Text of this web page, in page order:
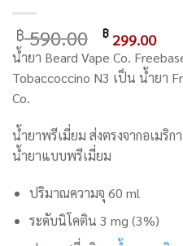
฿590.00 Original
price
was:
฿299.00
is:
น้ำยา Beard Vape Co.
Tobaccoccino N3 เป็น น้ำยา
Co.
น้ำยาพรีเมี่ยม ส่งตรงจากอเมริ
น้ำยาแบบพรีเมี่ยม
ปริมาณความจุ 60 ml
ระดับนิโคติน 3 mg (3%)